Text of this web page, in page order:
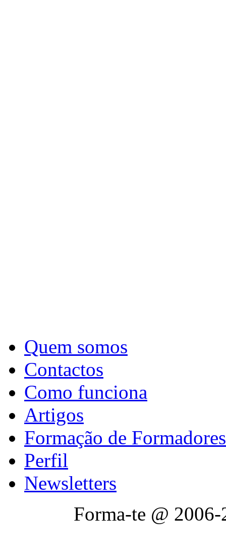
Quem somos
Contactos
Como funciona
Artigos
Formação de Formadores
Perfil
Newsletters
Forma-te @